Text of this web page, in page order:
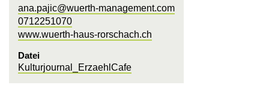
ana.pajic@wuerth-management.com
0712251070
www.wuerth-haus-rorschach.ch
Datei
Kulturjournal_ErzaehlCafe